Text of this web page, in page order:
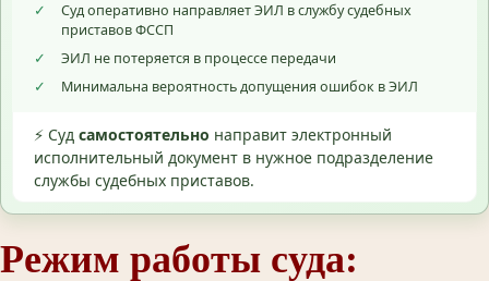
✓
Суд оперативно направляет ЭИЛ в службу судебных
приставов ФССП
✓
ЭИЛ не потеряется в процессе передачи
✓
Минимальна вероятность допущения ошибок в ЭИЛ
⚡ Суд самостоятельно направит электронный
исполнительный документ в нужное подразделение
службы судебных приставов.
Режим работы суда: